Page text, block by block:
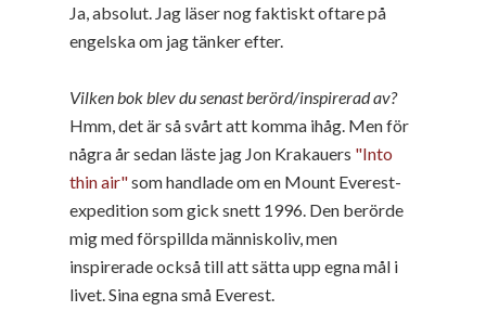
Ja, absolut. Jag läser nog faktiskt oftare på
engelska om jag tänker efter.
Vilken bok blev du senast berörd/inspirerad av?
Hmm, det är så svårt att komma ihåg. Men för
några år sedan läste jag Jon Krakauers "Into
thin air"som handlade om en Mount Everest-
expedition som gick snett 1996. Den berörde
mig med förspillda människoliv, men
inspirerade också till att sätta upp egna mål i
livet. Sina egna små Everest.